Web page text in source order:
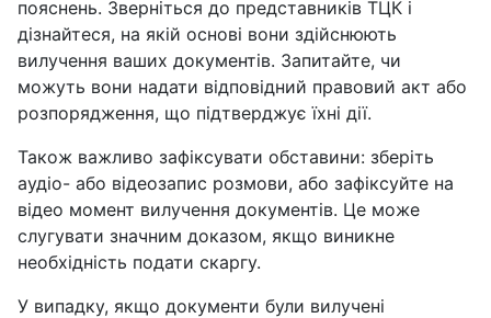
пояснень. Зверніться до представників ТЦК і
дізнайтеся, на якій основі вони здійснюють
вилучення ваших документів. Запитайте, чи
можуть вони надати відповідний правовий акт або
розпорядження, що підтверджує їхні дії.
Також важливо зафіксувати обставини: зберіть
аудіо- або відеозапис розмови, або зафіксуйте на
відео момент вилучення документів. Це може
слугувати значним доказом, якщо виникне
необхідність подати скаргу.
У випадку, якщо документи були вилучені